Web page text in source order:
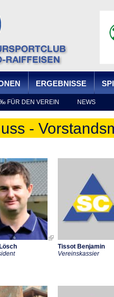
ERGEBNISSE
FÜR DEN VEREIN NEWS
-
Tissot Benjamin
Vereinskassier